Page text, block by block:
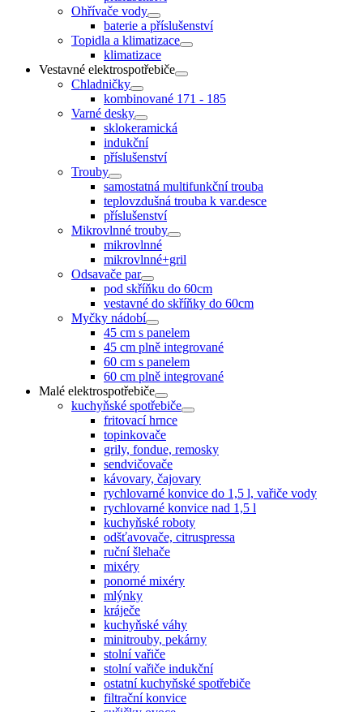
Ohřívače vody
baterie a příslušenství
Topidla a klimatizace
klimatizace
Vestavné elektrospotřebiče
Chladničky
kombinované 171 - 185
Varné desky
sklokeramická
indukční
příslušenství
Trouby
samostatná multifunkční trouba
teplovzdušná trouba k var.desce
příslušenství
Mikrovlnné trouby
mikrovlnné
mikrovlnné+gril
Odsavače par
pod skříňku do 60cm
vestavné do skříňky do 60cm
Myčky nádobí
45 cm s panelem
45 cm plně integrované
60 cm s panelem
60 cm plně integrované
Malé elektrospotřebiče
kuchyňské spotřebiče
fritovací hrnce
topinkovače
grily, fondue, remosky
sendvičovače
kávovary, čajovary
rychlovarné konvice do 1,5 l, vařiče vody
rychlovarné konvice nad 1,5 l
kuchyňské roboty
odšťavovače, citruspressa
ruční šlehače
mixéry
ponorné mixéry
mlýnky
kráječe
kuchyňské váhy
minitrouby, pekárny
stolní vařiče
stolní vařiče indukční
ostatní kuchyňské spotřebiče
filtrační konvice